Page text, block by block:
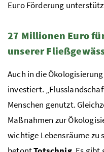
Euro Förderung
27 Millionen Euro
unserer
Auch in die
investiert.
Menschen genutzt.
Maßnahmen zur
wichtige Lebensräume zu